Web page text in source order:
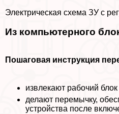
Электрическая схема ЗУ с
Из компьютерного
Пошаговая инструкция
извлекают рабочий
делают перемычку,
устройства после